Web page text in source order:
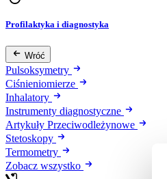
Profilaktyka i diagnostyka
Wróć
Pulsoksymetry
Ciśnieniomierze
Inhalatory
Instrumenty diagnostyczne
Artykuły Przeciwodleżynowe
Stetoskopy
Termometry
Zobacz wszystko